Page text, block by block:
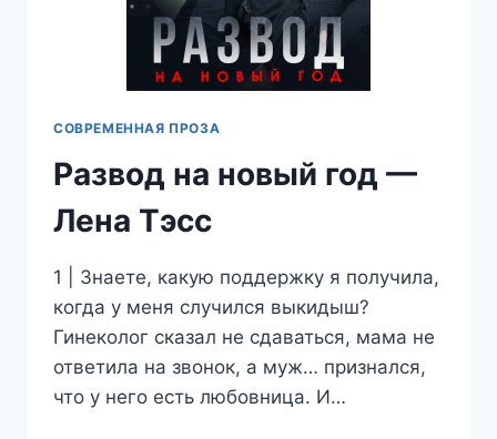
СОВРЕМЕННАЯ ПРОЗА
Развод на новый год —
Лена Тэсс
1 | Знаете, какую поддержку я получила,
когда у меня случился выкидыш?
Гинеколог сказал не сдаваться, мама не
ответила на звонок, а муж… признался,
что у него есть любовница. И…